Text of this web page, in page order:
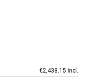
€2,438.15 incl.